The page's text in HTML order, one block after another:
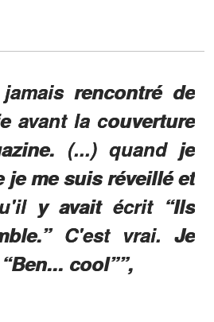
rencontré de
avant la couverture
(...) quand je
je me suis réveillé et
y avait écrit “Ils
C'est vrai. Je
cool””,